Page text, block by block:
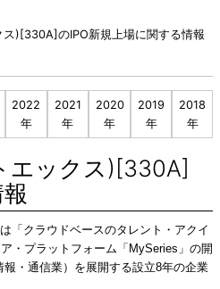
)[330A]のIPO新規上場に関する情報
2022
年
2021
年
2020
年
2019
年
2018
年
エックス)[330A]
「クラウドベースのタレント・アクイ
・プラットフォーム「MySeries」の開
・通信業）を展開する設立8年の企業